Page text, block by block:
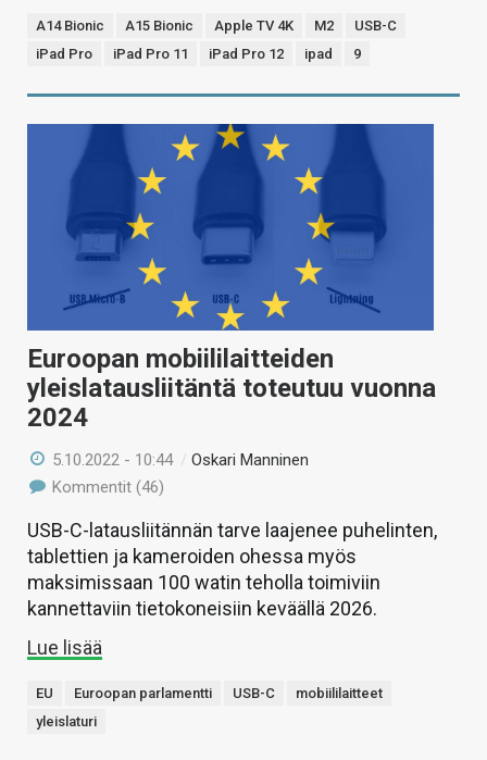
A14 Bionic A15 Bionic Apple TV 4K M2
USB-C
iPad Pro
iPad Pro 11 iPad Pro 12 ipad 9
Euroopan mobiililaitteiden
yleislatausliitäntä toteutuu vuonna
2024
5.10.2022 - 10:44 /Oskari Manninen
Kommentit (46)
USB-C-latausliitännän tarve laajenee puhelinten,
tablettien ja kameroiden ohessa myös
maksimissaan 100 watin teholla toimiviin
kannettaviin tietokoneisiin keväällä 2026.
Lue lisää
EU Euroopan parlamentti USB-C
mobiililaitteet
yleislaturi